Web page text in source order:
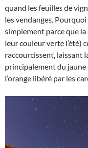
quand les feuilles de
les vendanges.
simplement parce que
leur couleur verte l’été)
raccourcissent, laissant
principalement du
l’orange libéré par les